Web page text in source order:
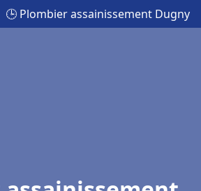
🕒 Plombier assainissement Dugny